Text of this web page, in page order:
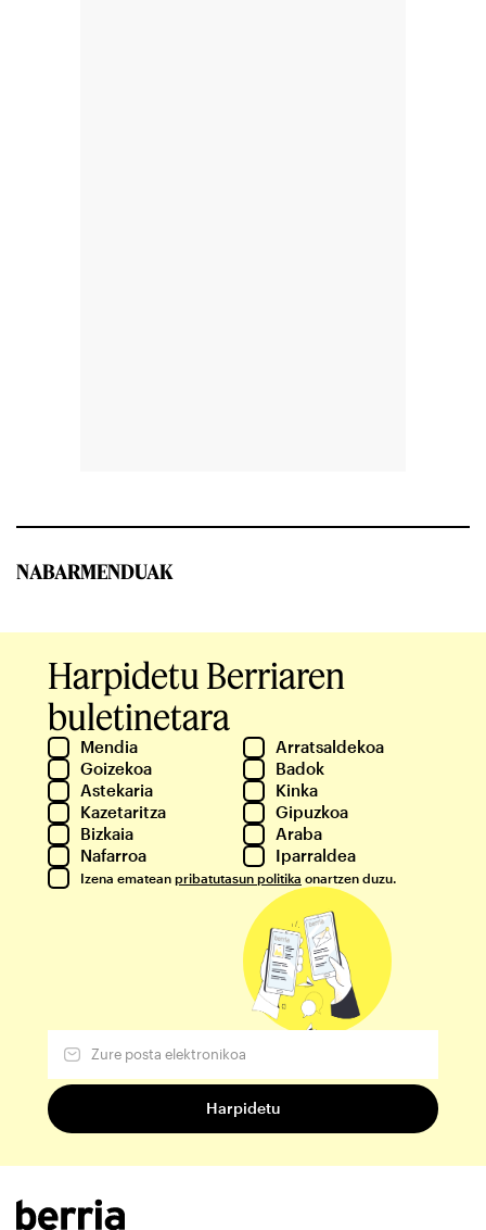
NABARMENDUAK
Harpidetu Berriaren
buletinetara
Mendia
Arratsaldekoa
Goizekoa
Badok
Astekaria
Kinka
Kazetaritza
Gipuzkoa
Bizkaia
Araba
Nafarroa
Iparraldea
Izena ematean pribatutasun politika onartzen duzu.